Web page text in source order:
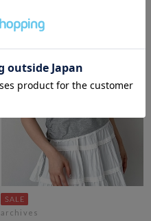
archives